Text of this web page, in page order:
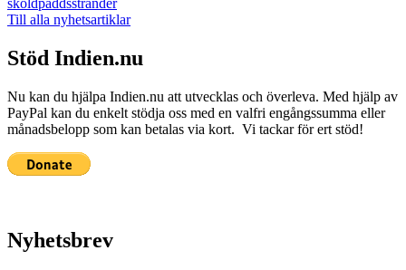
sköldpaddsstränder
Till alla nyhetsartiklar
Stöd Indien.nu
Nu kan du hjälpa Indien.nu att utvecklas och överleva. Med hjälp av
PayPal kan du enkelt stödja oss med en valfri engångssumma eller
månadsbelopp som kan betalas via kort. Vi tackar för ert stöd!
Nyhetsbrev